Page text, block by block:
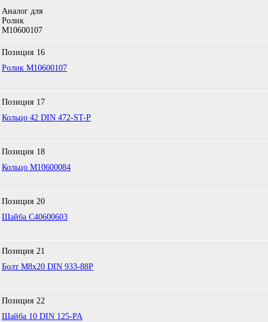
Аналог для
Ролик
M10600107
Позиция 16
Ролик M10600107
Позиция 17
Кольцо 42 DIN 472-ST-P
Позиция 18
Кольцо M10600084
Позиция 20
Шайба C40600603
Позиция 21
Болт М8х20 DIN 933-88P
Позиция 22
Шайба 10 DIN 125-PA